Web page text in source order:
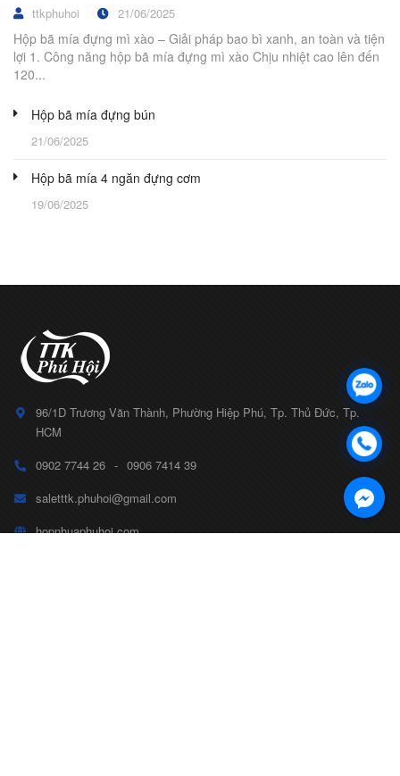
ttkphuhoi 21/06/2025
Hộp bã mía đựng mì xào – Giải pháp bao bì xanh, an toàn và tiện
lợi 1. Công năng hộp bã mía đựng mì xào Chịu nhiệt cao lên đến
120...
Hộp bã mía đựng bún
21/06/2025
Hộp bã mía 4 ngăn đựng cơm
19/06/2025
96/1D Trương Văn Thành, Phường Hiệp Phú, Tp. Thủ Đức, Tp.
HCM
0902 7744 26 - 0906 7414 39
saletttk.phuhoi@gmail.com
hopnhuaphuhoi.com